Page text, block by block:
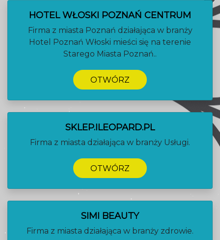
HOTEL WŁOSKI POZNAŃ CENTRUM
Firma z miasta Poznań działająca w branży
Hotel Poznań Włoski mieści się na terenie
Starego Miasta Poznań..
OTWÓRZ
SKLEP.ILEOPARD.PL
Firma z miasta działająca w branży Usługi.
OTWÓRZ
SIMI BEAUTY
Firma z miasta działająca w branży zdrowie.